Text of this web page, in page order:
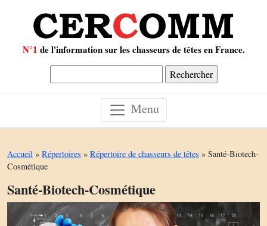
N°1 de l'information sur les chasseurs de têtes en France.
Menu
Accueil » Répertoires » Répertoire de chasseurs de têtes » Santé-Biotech-
Cosmétique
Santé-Biotech-Cosmétique